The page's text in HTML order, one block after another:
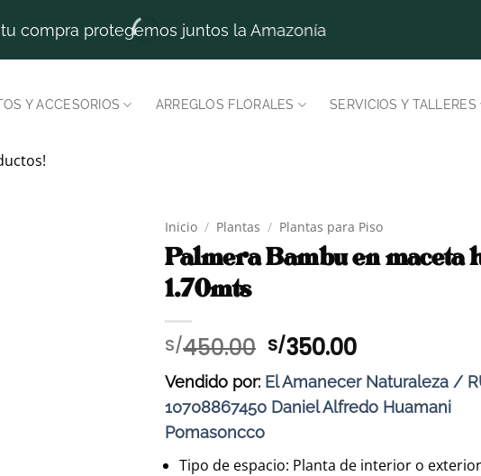
compra protegemos juntos la Amazonía
Y ACCESORIOS ARREGLOS FLORALES SERVICIOS Y TALLERES
Inicio / Plantas / Plantas para Piso
Palmera Bambu en maceta
1.70mts
S/450.00 El
precio
original
era:
S/350.00El
precio
actual
es:
Vendido por: El Amanecer Naturaleza /
10708867450 Daniel Alfredo Huamani
Pomasoncco
Tipo de espacio: Planta de interior o exterior